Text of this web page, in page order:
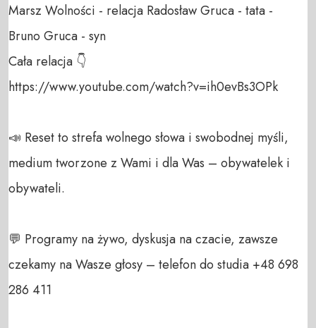
Marsz Wolności - relacja Radosław Gruca - tata -
Bruno Gruca - syn
Cała relacja 👇
https://www.youtube.com/watch?v=ih0evBs3OPk
📣 Reset to strefa wolnego słowa i swobodnej myśli,
medium tworzone z Wami i dla Was – obywatelek i
obywateli.
💬 Programy na żywo, dyskusja na czacie, zawsze
czekamy na Wasze głosy – telefon do studia +48 698
286 411